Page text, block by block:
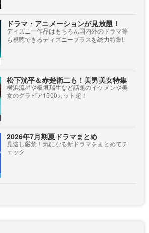
ドラマ・アニメーションが見放題！
ディズニー作品はもちろん国内外のドラマ等
も視聴できるディズニープラスを総力特集!!
松下洸平＆赤楚衛二も！美男美女特集
横浜流星や板垣瑞生など話題のイケメンや美
女のグラビア1500カット超！
2026年7月期夏ドラマまとめ
見逃し厳禁！気になる新ドラマをまとめてチ
ェック